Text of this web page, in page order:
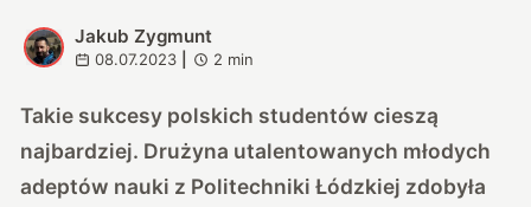
J
Jakub Zygmunt
08.07.2023 2 min
Takie sukcesy polskich studentów cieszą
najbardziej. Drużyna utalentowanych młodych
adeptów nauki z Politechniki Łódzkiej zdobyła